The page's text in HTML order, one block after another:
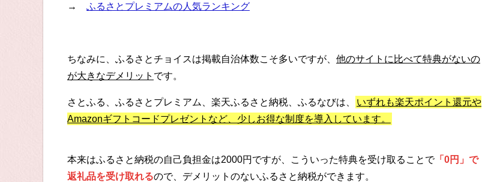
→ ふるさとプレミアムの人気ランキング
ちなみに、ふるさとチョイスは掲載自治体数こそ多いですが、 他のサイトに比べて特典がないの
が大きなデメリット です。
さとふる、ふるさとプレミアム、楽天ふるさと納税、ふるなびは、
いずれも楽天ポイント還元や
Amazonギフトコードプレゼントなど、少しお得な制度を導入しています。
本来はふるさと納税の自己負担金は2000円ですが、こういった特典を受け取ることで「0円」で
返礼品を受け取れるので、デメリットのないふるさと納税ができます。